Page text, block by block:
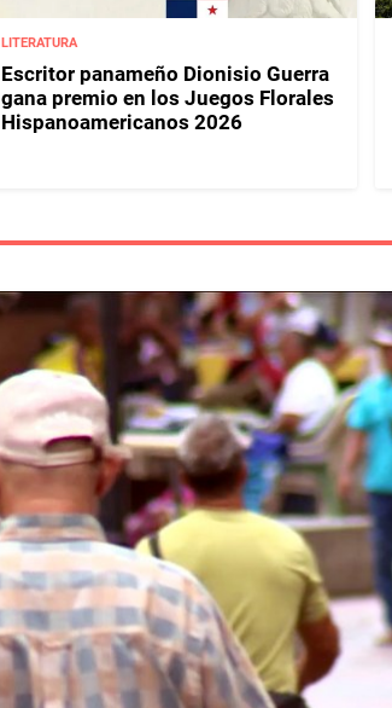
LITERATURA
Escritor panameño Dionisio Guerra
gana premio en los Juegos Florales
Hispanoamericanos 2026